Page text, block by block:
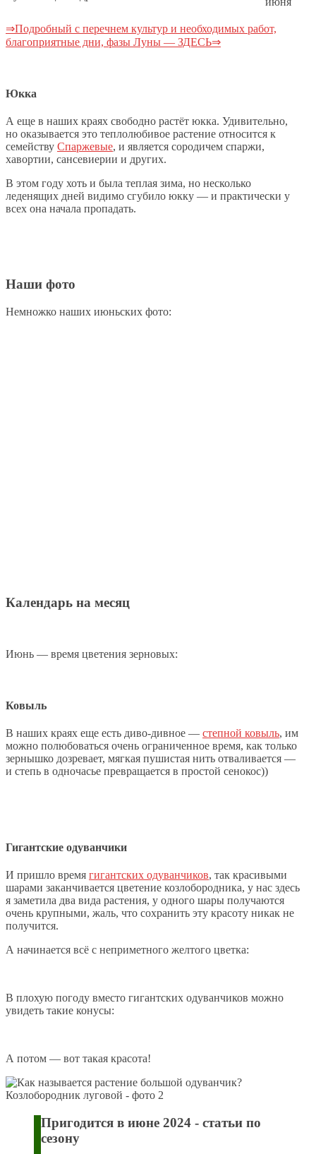
⇒Подробный с перечнем культур и необходимых работ,
благоприятные дни, фазы Луны — ЗДЕСЬ⇒
Юкка
А еще в наших краях свободно растёт юкка. Удивительно,
но оказывается это теплолюбивое растение относится к
семейству Спаржевые, и является сородичем спаржи,
хавортии, сансевиерии и других.
В этом году хоть и была теплая зима, но несколько
леденящих дней видимо сгубило юкку — и практически у
всех она начала пропадать.
Наши фото
Немножко наших июньских фото:
Календарь на месяц
Июнь — время цветения зерновых:
Ковыль
В наших краях еще есть диво-дивное — степной ковыль, им
можно полюбоваться очень ограниченное время, как только
зернышко дозревает, мягкая пушистая нить отваливается —
и степь в одночасье превращается в простой сенокос))
Гигантские одуванчики
И пришло время гигантских одуванчиков, так красивыми
шарами заканчивается цветение козлобородника, у нас здесь
я заметила два вида растения, у одного шары получаются
очень крупными, жаль, что сохранить эту красоту никак не
получится.
А начинается всё с неприметного желтого цветка:
В плохую погоду вместо гигантских одуванчиков можно
увидеть такие конусы:
А потом — вот такая красота!
Пригодится в июне 2024 - статьи по
сезону